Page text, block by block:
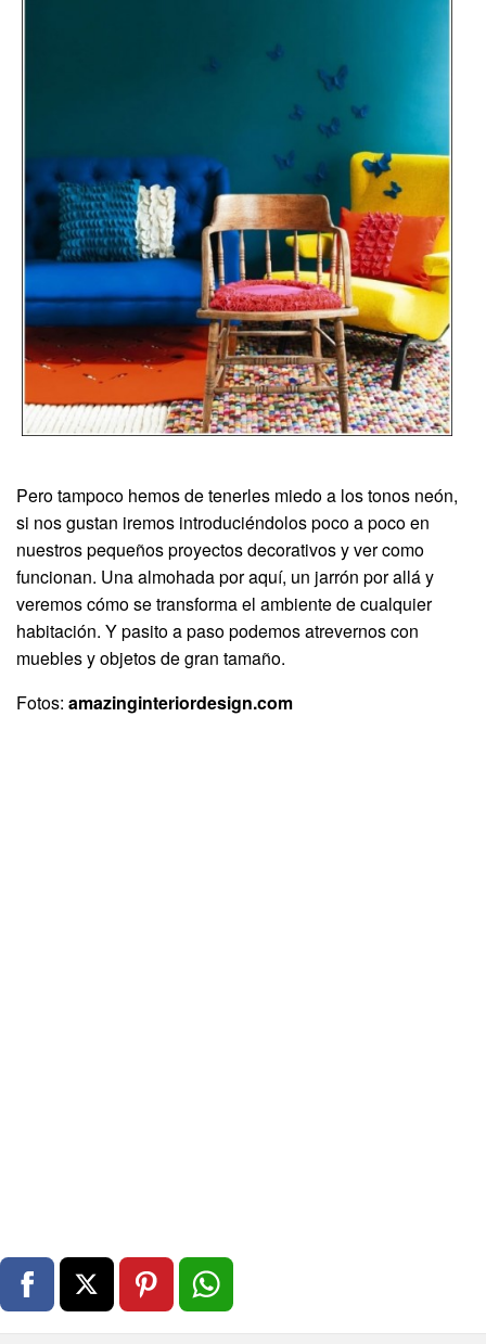
Pero tampoco hemos de tenerles miedo a los tonos neón,
si nos gustan iremos introduciéndolos poco a poco en
nuestros pequeños proyectos decorativos y ver como
funcionan. Una almohada por aquí, un jarrón por allá y
veremos cómo se transforma el ambiente de cualquier
habitación. Y pasito a paso podemos atrevernos con
muebles y objetos de gran tamaño.
Fotos: amazinginteriordesign.com